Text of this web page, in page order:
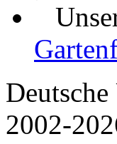
2002-